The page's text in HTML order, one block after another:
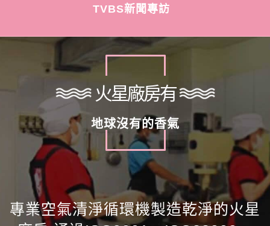
TVBS新聞專訪
火星廠房有
地球沒有的香氣
專業空氣清淨循環機製造乾淨的火星